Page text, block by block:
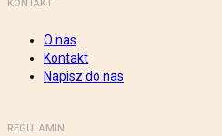
KONTAKT
O nas
Kontakt
Napisz do nas
REGULAMIN